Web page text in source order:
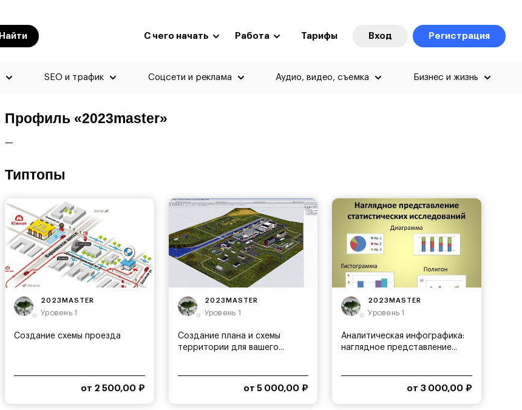
Найти С чего начать Работа Тарифы Вход Регистрация
SEO и трафик Соцсети и реклама Аудио, видео, съемка Бизнес и жизнь
Профиль «2023master»
—
Типтопы
2023MASTER
Уровень 1
Создание схемы проезда
от 2 500,00 ₽
2023MASTER
Уровень 1
Создание плана и схемы
территории для вашего...
от 5 000,00 ₽
2023MASTER
Уровень 1
Аналитическая инфографика:
наглядное представление...
от 3 000,00 ₽